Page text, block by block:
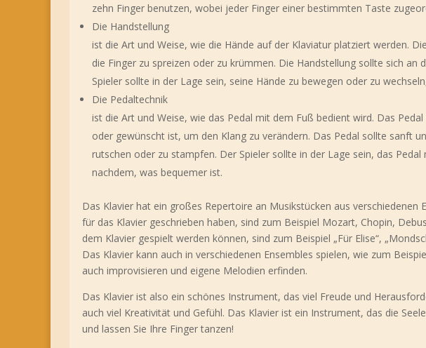
zehn Finger benutzen, wobei jeder Finger einer bestimmten Taste
Die Handstellung
ist die Art und Weise, wie die Hände auf der Klaviatur platziert werden.
die Finger zu spreizen oder zu krümmen. Die Handstellung sollte sich
Spieler sollte in der Lage sein, seine Hände zu bewegen oder zu
Die Pedaltechnik
ist die Art und Weise, wie das Pedal mit dem Fuß bedient wird. Das
oder gewünscht ist, um den Klang zu verändern. Das Pedal sollte sanft
rutschen oder zu stampfen. Der Spieler sollte in der Lage sein, das
nachdem, was bequemer ist.
Das Klavier hat ein großes Repertoire an Musikstücken aus verschiedenen
für das Klavier geschrieben haben, sind zum Beispiel Mozart, Chopin,
dem Klavier gespielt werden können, sind zum Beispiel „Für Elise“,
Das Klavier kann auch in verschiedenen Ensembles spielen, wie zum
auch improvisieren und eigene Melodien erfinden.
Das Klavier ist also ein schönes Instrument, das viel Freude und
auch viel Kreativität und Gefühl. Das Klavier ist ein Instrument, das die
und lassen Sie Ihre Finger tanzen!